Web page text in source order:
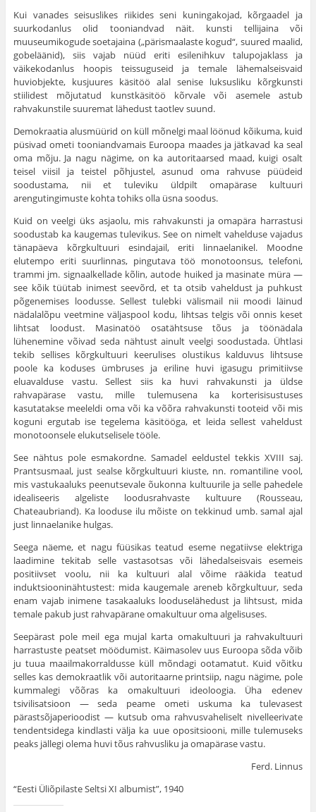
Kui vanades seisuslikes riikides seni kuningakojad, kõrgaadel ja
suurkodanlus olid tooniandvad näit. kunsti tellijaina või
muuseumikogude soetajaina („pärismaalaste kogud“, suured maalid,
gobeläänid), siis vajab nüüd eriti esilenihkuv talupojaklass ja
väikekodanlus hoopis teissuguseid ja temale lähemalseisvaid
huviobjekte, kusjuures käsitöö alal senise luksusliku kõrgkunsti
stiilidest mõjutatud kunstkäsitöö kõrvale või ase­mele astub
rahvakunstile suuremat lähedust taotlev suund.
Demokraatia alusmüürid on küll mõnelgi maal löönud kõikuma, kuid
püsivad ometi tooniandvamais Euroopa maades ja jätkavad ka seal
oma mõju. Ja nagu nägime, on ka autoritaarsed maad, kuigi osalt
teisel viisil ja teistel põhjustel, asunud oma rahvuse püüdeid
soodustama, nii et tuleviku üldpilt omapärase kultuuri
arengutingimuste kohta tohiks olla üsna soodus.
Kuid on veelgi üks asjaolu, mis rahvakunsti ja omapära harrastusi
soodustab ka kaugemas tulevikus. See on nimelt vahel­duse vajadus
tänapäeva kõrgkultuuri esindajail, eriti linna­elanikel. Moodne
elutempo eriti suurlinnas, pingutava töö monotoonsus, telefoni,
trammi jm. signaalkellade kõlin, autode huiked ja masinate müra —
see kõik tüütab inimest seevõrd, et ta otsib vaheldust ja puhkust
põgenemises loodusse. Sellest tulebki välismail nii moodi läinud
nädalalõpu veetmine väljaspool kodu, lihtsas telgis või onnis keset
lihtsat loodust. Masina­töö osatähtsuse tõus ja töönädala
lühenemine võivad seda nähtust ainult veelgi soodustada. Ühtlasi
tekib sellises kõrgkultuuri keerulises olustikus kalduvus lihtsuse
poole ka koduses ümbruses ja eriline huvi igasugu primitiivse
eluavalduse vastu. Sellest siis ka huvi rahvakunsti ja üldse
rahvapärase vastu, mille tulemusena ka korterisisustuses
kasutatakse meeleldi oma või ka võõra rahvakunsti tooteid või mis
koguni ergutab ise tegelema käsitööga, et leida sellest vaheldust
monotoon­sele elukutselisele tööle.
See nähtus pole esmakordne. Samadel eeldustel tekkis XVIII saj.
Prantsusmaal, just sealse kõrgkultuuri kiuste, nn. romantiline vool,
mis vastukaaluks peenutsevale õukonna kultuurile ja selle pahedele
idealiseeris algeliste loodusrahvaste kultuure (Rousseau,
Chateaubriand). Ka looduse ilu mõiste on tek­kinud umb. samal ajal
just linnaelanike hulgas.
Seega näeme, et nagu füüsikas teatud eseme negatiivse elektriga
laadimine tekitab selle vastasotsas või lähedalseisvais esemeis
positiivset voolu, nii ka kultuuri alal võime rää­kida teatud
induktsiooninähtustest: mida kaugemale areneb kõrgkultuur, seda
enam vajab inimene tasakaaluks looduselähedust ja lihtsust, mida
temale pakub just rahvapärane oma­kultuur oma algelisuses.
Seepärast pole meil ega mujal karta omakultuuri ja rahvakultuuri
harrastuste peatset möödumist. Käimasolev uus Euroopa sõda võib
ju tuua maailmakorraldusse küll mõndagi oota­matut. Kuid võitku
selles kas demokraatlik või autoritaarne printsiip, nagu nägime, pole
kummalegi võõras ka omakultuuri ideoloogia. Üha edenev
tsivilisatsioon — seda peame ometi uskuma ka tulevasest
pärastsõjaperioodist — kutsub oma rahvusvaheliselt nivelleerivate
tendentsidega kindlasti välja ka uue opositsiooni, mille tulemuseks
peaks jällegi olema huvi tõus rah­vusliku ja omapärase vastu.
Ferd. Linnus
“Eesti Üliõpilaste Seltsi XI albumist”, 1940